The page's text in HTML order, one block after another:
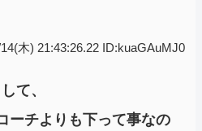
木) 21:43:26.22 ID:kuaGAuMJ0
て、
ーチよりも下って事なの